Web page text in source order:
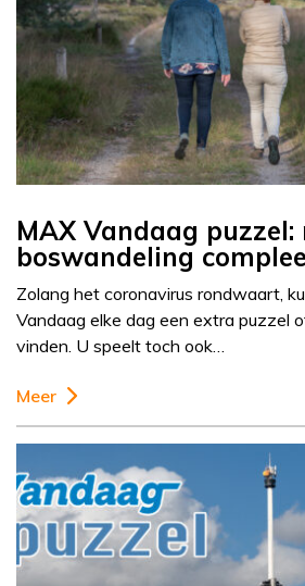
MAX Vandaag puzzel:
boswandeling
Zolang het coronavirus rondwaart,
Vandaag elke dag een extra puzzel
vinden. U speelt toch ook…
Meer